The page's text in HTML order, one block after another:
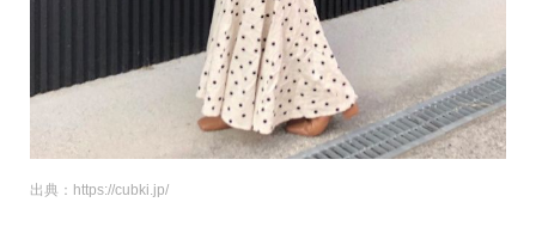
出典：https://cubki.jp/